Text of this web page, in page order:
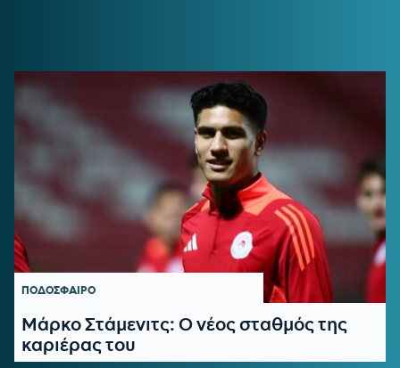
ΠΟΔΟΣΦΑΙΡΟ
Μάρκο Στάμενιτς: Ο νέος σταθμός της
καριέρας του